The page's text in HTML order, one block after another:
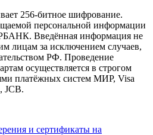
256-битное шифрование.
персональной информации
Введённая информация не
лицам за исключением случаев,
РФ. Проведение
осуществляется в строгом
платёжных систем МИР, Visa
JCB.
и сертификаты на